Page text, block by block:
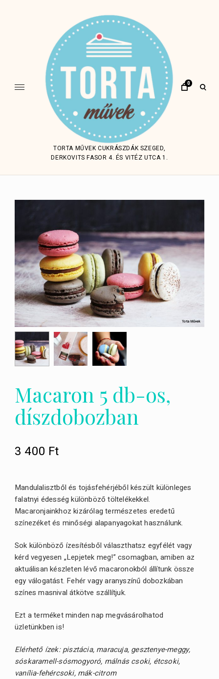
TORTA MŰVEK CUKRÁSZDÁK SZEGED,
DERKOVITS FASOR 4. ÉS VITÉZ UTCA 1.
0
open
Macaron 5 db-os,
díszdobozban
3 400 Ft
Mandulalisztből és tojásfehérjéből készült különleges
falatnyi édesség különböző töltelékekkel.
Macaronjainkhoz kizárólag természetes eredetű
színezéket és minőségi alapanyagokat használunk.
Sok különböző ízesítésből választhatsz egyfélét vagy
kérd vegyesen „Lepjetek meg!” csomagban, amiben az
aktuálisan készleten lévő macaronokból állítunk össze
egy válogatást. Fehér vagy aranyszínű dobozkában
színes masnival átkötve szállítjuk.
Ezt a terméket minden nap megvásárolhatod
üzletünkben is!
Elérhető ízek: pisztácia, maracuja, gesztenye-meggy,
sóskaramell-sósmogyoró, málnás csoki, étcsoki,
vanília-fehércsoki, mák-citrom